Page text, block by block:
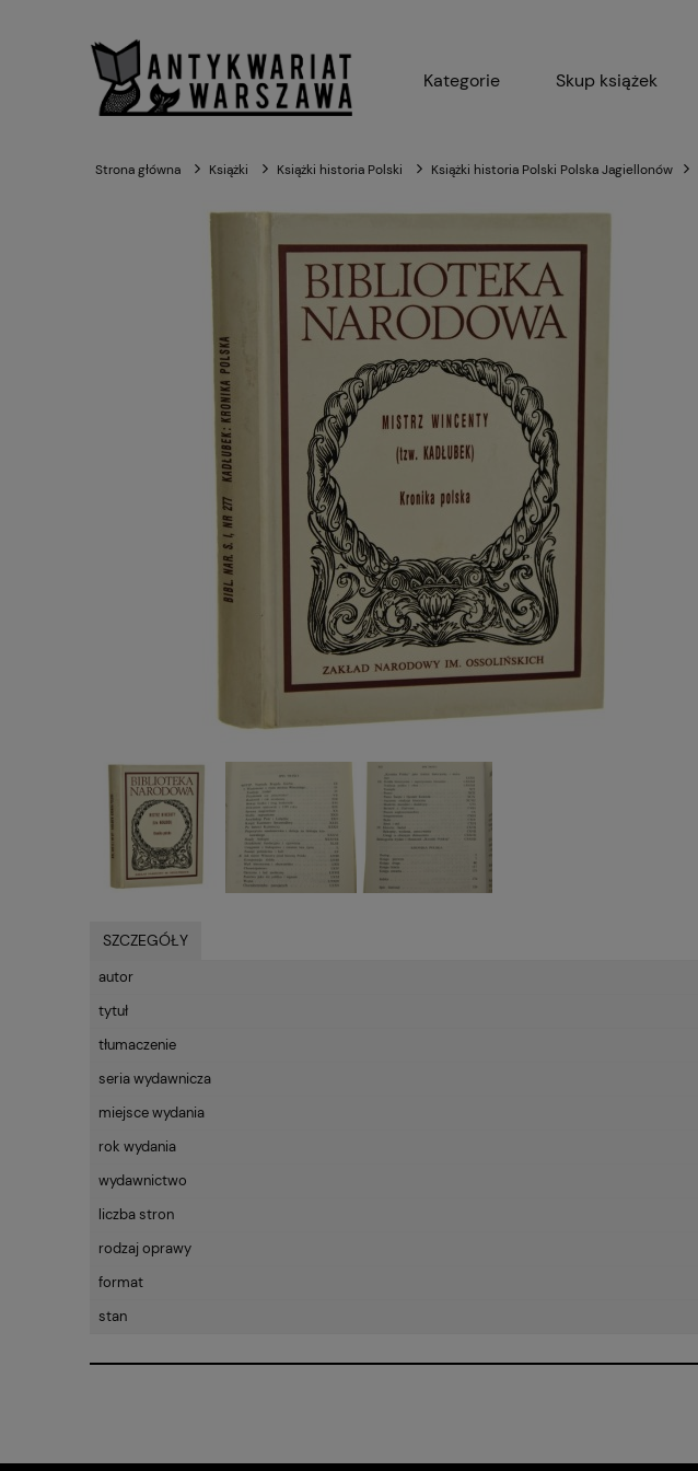
Kategorie Skup książek
Strona główna Książki Książki historia Polski Książki historia Polski Polska Jagiellonów
SZCZEGÓŁY
autor
tytuł
tłumaczenie
seria wydawnicza
miejsce wydania
rok wydania
wydawnictwo
liczba stron
rodzaj oprawy
format
stan